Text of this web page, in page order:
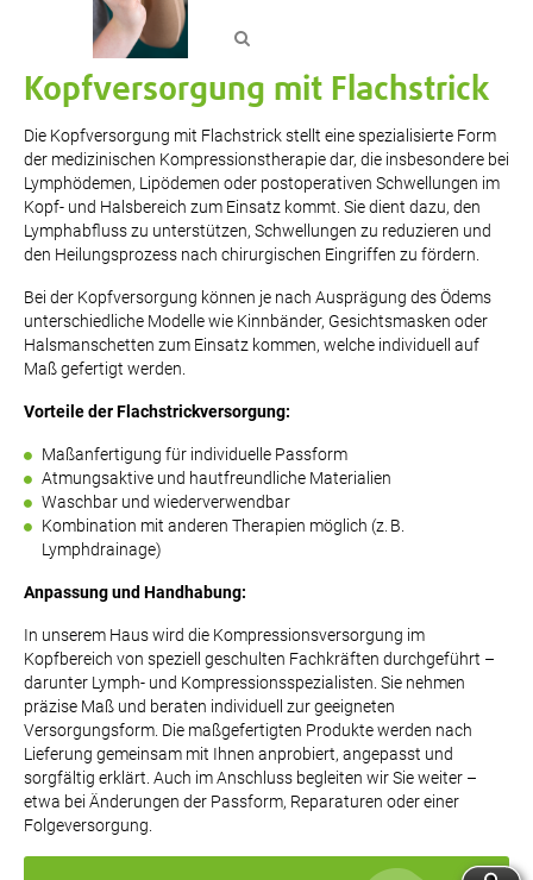
Kopfversorgung mit Flachstrick
Die Kopfversorgung mit Flachstrick stellt eine spezialisierte Form
der medizinischen Kompressionstherapie dar, die insbesondere bei
Lymphödemen, Lipödemen oder postoperativen Schwellungen im
Kopf- und Halsbereich zum Einsatz kommt. Sie dient dazu, den
Lymphabfluss zu unterstützen, Schwellungen zu reduzieren und
den Heilungsprozess nach chirurgischen Eingriffen zu fördern.
Bei der Kopfversorgung können je nach Ausprägung des Ödems
unterschiedliche Modelle wie Kinnbänder, Gesichtsmasken oder
Halsmanschetten zum Einsatz kommen, welche individuell auf
Maß gefertigt werden.
Vorteile der Flachstrickversorgung:
Maßanfertigung für individuelle Passform
Atmungsaktive und hautfreundliche Materialien
Waschbar und wiederverwendbar
Kombination mit anderen Therapien möglich (z. B.
Lymphdrainage)
Anpassung und Handhabung:
In unserem Haus wird die Kompressionsversorgung im
Kopfbereich von speziell geschulten Fachkräften durchgeführt –
darunter Lymph- und Kompressionsspezialisten. Sie nehmen
präzise Maß und beraten individuell zur geeigneten
Versorgungsform. Die maßgefertigten Produkte werden nach
Lieferung gemeinsam mit Ihnen anprobiert, angepasst und
sorgfältig erklärt. Auch im Anschluss begleiten wir Sie weiter –
etwa bei Änderungen der Passform, Reparaturen oder einer
Folgeversorgung.